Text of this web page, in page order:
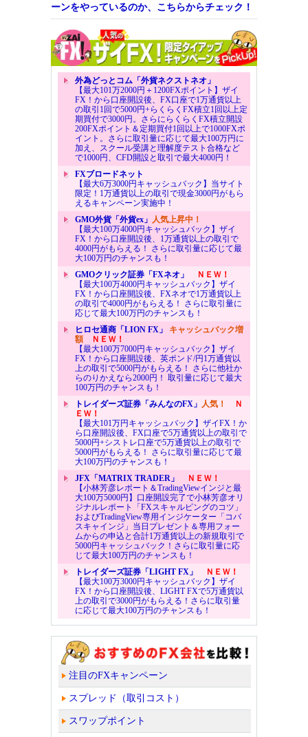
ーンをやっているのか、こちらからチェック！
外為どっとコム「外貨ネクストネオ」
【最大101万2000円＋1200FXポイント】ザイ
FX！から口座開設後、FX口座で1万通貨以上
の取引1回で5000円+らくらくFX積立1回以上定
期買付で3000円。さらにらくらくFX積立開設
200FXポイント＆定期買付1回以上で1000FXポ
イント。さらに取引量に応じて最大100万円に
加え、スクール受講と理解度テスト合格など
で1000円、CFD開設と取引で最大4000円！
FXブロードネット
【最大6万3000円キャッシュバック】当サイト
限定！1万通貨以上の取引で現金3000円がもら
えるキャンペーン実施中！
GMO外貨「外貨ex」 人気上昇中！
【最大100万4000円キャッシュバック】ザイ
FX！から口座開設後、1万通貨以上の取引で
4000円がもらえる！ さらに取引量に応じて最
大100万円のチャンスも！
GMOクリック証券「FXネオ」
ＮＥＷ！
【最大100万4000円キャッシュバック】ザイ
FX！から口座開設後、FXネオで1万通貨以上
の取引で4000円がもらえる！ さらに取引量に
応じて最大100万円のチャンスも！
ヒロセ通商「LION FX」 キャッシュバック増
額ＮＥＷ！
【最大100万7000円キャッシュバック】ザイ
FX！から口座開設後、英ポンド/円1万通貨以
上の取引で5000円がもらえる！ さらに他社か
らのりかえなら2000円！ 取引量に応じて最大
100万円のチャンスも！
トレイダーズ証券「みんなのFX」 人気！
Ｎ
ＥＷ！
【最大101万円キャッシュバック】ザイFX！か
ら口座開設後、FX口座で5万通貨以上の取引で
5000円+シストレ口座で5万通貨以上の取引で
5000円がもらえる！ さらに取引量に応じて最
大100万円のチャンスも！
JFX「MATRIX TRADER」
ＮＥＷ！
【小林芳彦レポート＆TradingViewインジと最
大100万5000円】口座開設完了で小林芳彦オリ
ジナルレポート「FXスキャルピングのコツ」
およびTradingView専用インジケーター「コバ
スキャインジ」当日プレゼント＆専用フォー
ムからの申込と合計1万通貨以上の新規取引で
5000円キャッシュバック！さらに取引量に応
じて最大100万円のチャンスも！
トレイダーズ証券「LIGHT FX」
ＮＥＷ！
【最大100万3000円キャッシュバック】ザイ
FX！から口座開設後、LIGHT FXで5万通貨以
上の取引で3000円がもらえる！さらに取引量
に応じて最大100万円のチャンスも！
注目のFXキャンペーン
スプレッド（取引コスト）
スワップポイント